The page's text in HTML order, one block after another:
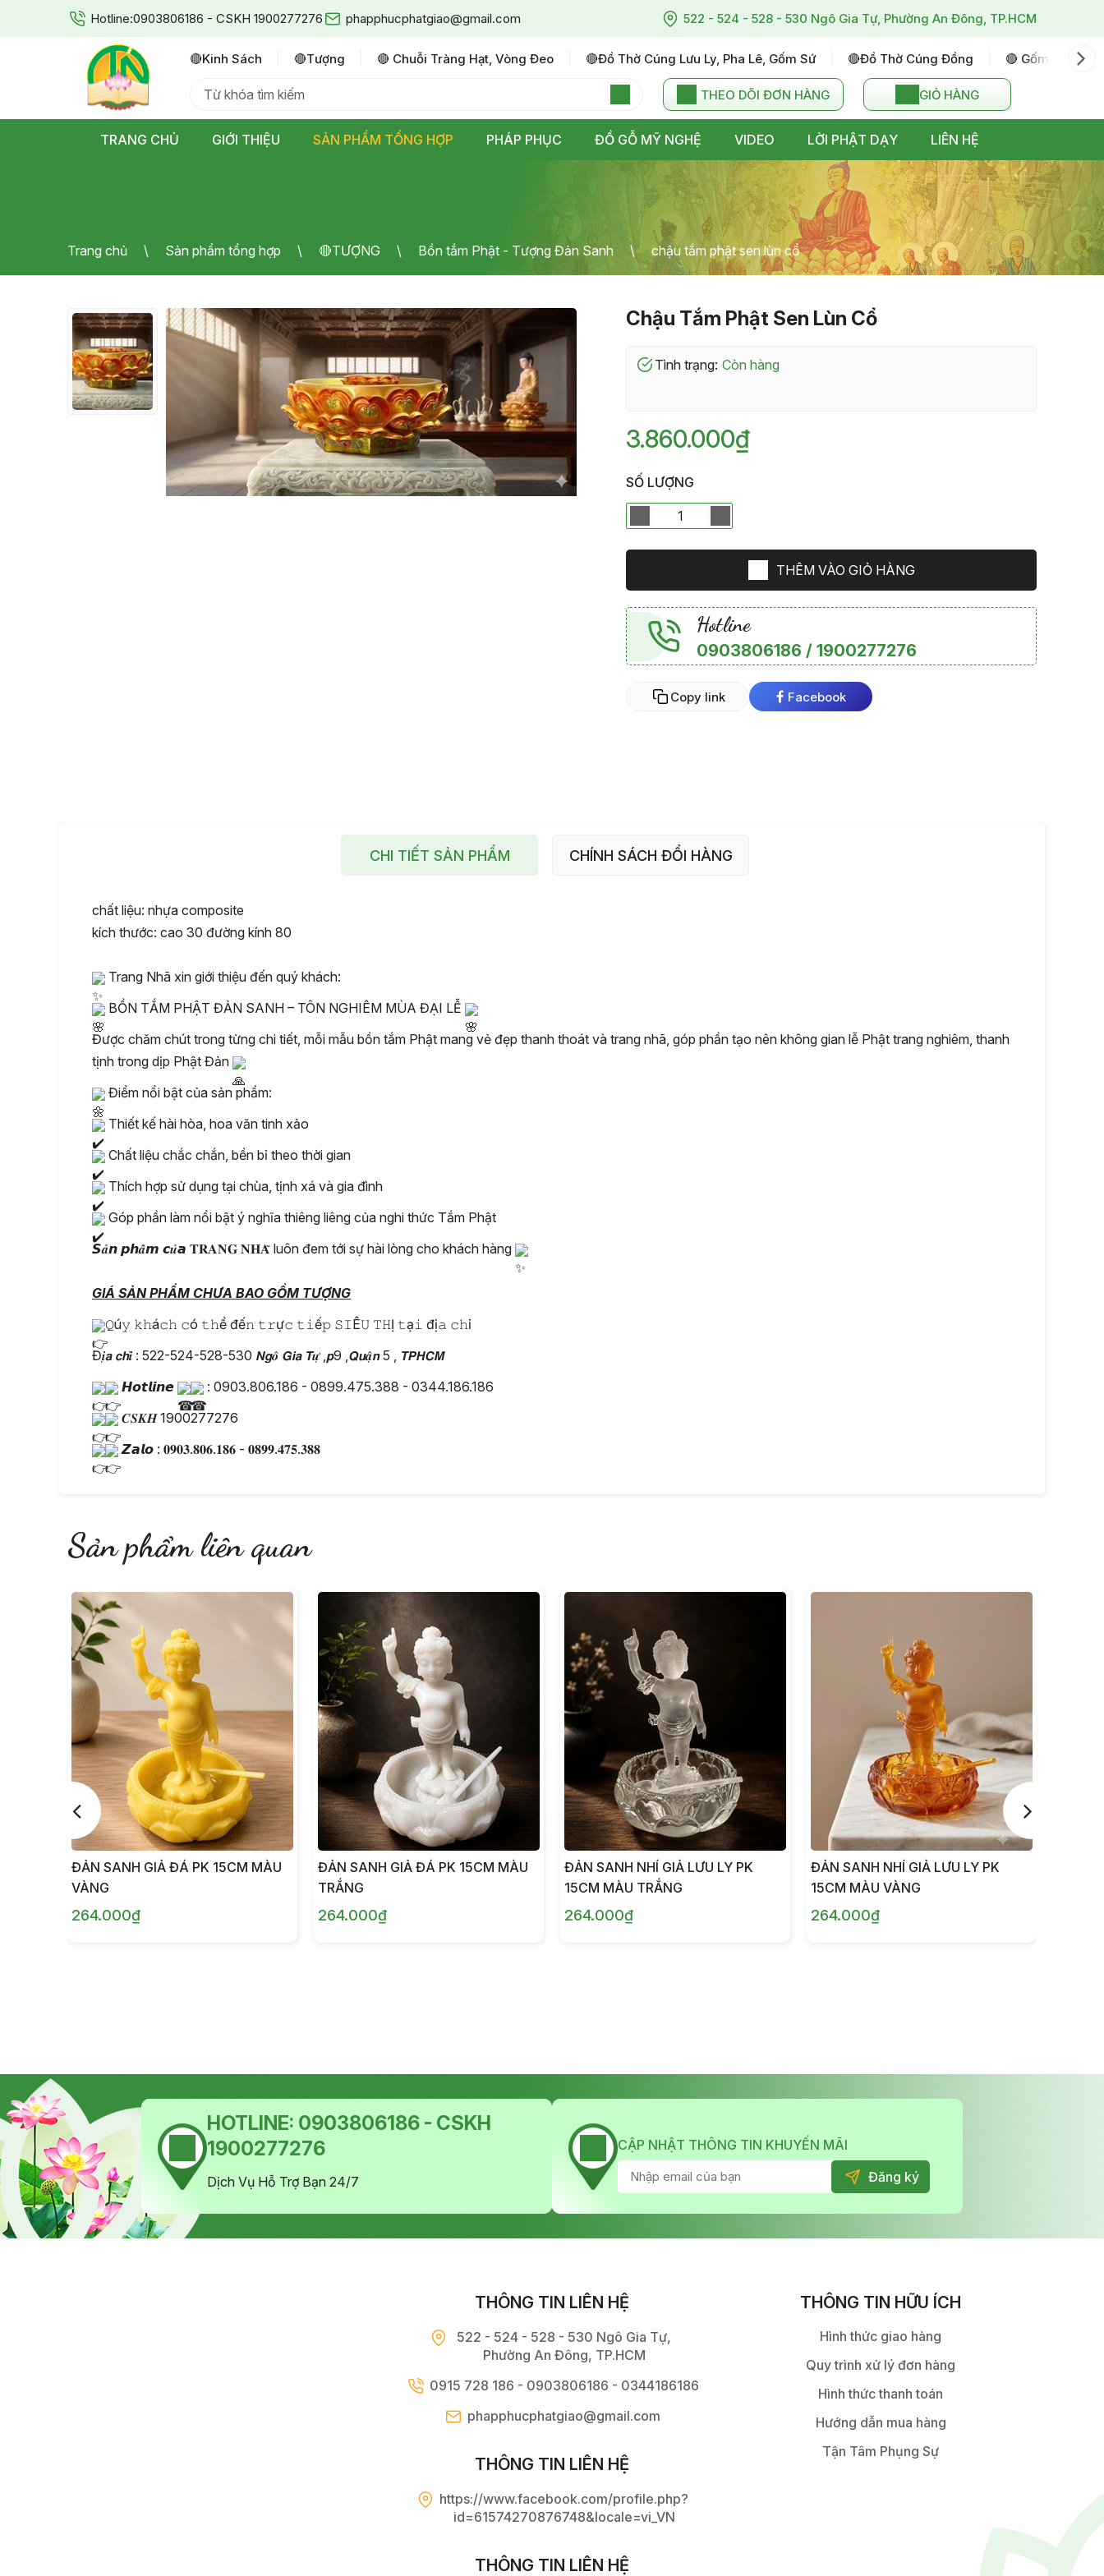
Hotline:0903806186 - CSKH 1900277276 phapphucphatgiao@gmail.com 522 - 524 - 528 - 530 Ngô Gia Tự, Phường An Đông, TP.HCM
🔴kinh Sách 🔴tượng 🔴 Chuỗi Tràng Hạt, Vòng Đeo 🔴đồ Thờ Cúng Lưu Ly, Pha Lê, Gốm Sứ 🔴đồ Thờ Cúng Đồng 🔴 Gốm Sứ Bát
THEO DÕI ĐƠN HÀNG GIỎ HÀNG
TRANG CHỦ GIỚI THIỆU SẢN PHẨM TỔNG HỢP PHÁP PHỤC ĐỒ GỖ MỸ NGHỆ VIDEO LỜI PHẬT DẠY LIÊN HỆ
Trang chủ Sản phẩm tổng hợp 🔴TƯỢNG Bồn tắm Phật - Tượng Đản Sanh chậu tắm phật sen lùn cổ
Chậu Tắm Phật Sen Lùn Cổ
Tình trạng: còn hàng
3.860.000₫
SỐ LƯỢNG
THÊM VÀO GIỎ HÀNG
Hotline
0903806186 / 1900277276
Copy link Facebook
CHI TIẾT SẢN PHẨM CHÍNH SÁCH ĐỔI HÀNG
chất liệu: nhựa composite
kích thước: cao 30 đường kính 80
Trang Nhã xin giới thiệu đến quý khách:
BỒN TẮM PHẬT ĐẢN SANH – TÔN NGHIÊM MÙA ĐẠI LỄ
Được chăm chút trong từng chi tiết, mỗi mẫu bồn tắm Phật mang vẻ đẹp thanh thoát và trang nhã, góp phần tạo nên không gian lễ Phật trang nghiêm, thanh
tịnh trong dịp Phật Đản
Điểm nổi bật của sản phẩm:
Thiết kế hài hòa, hoa văn tinh xảo
Chất liệu chắc chắn, bền bỉ theo thời gian
Thích hợp sử dụng tại chùa, tịnh xá và gia đình
Góp phần làm nổi bật ý nghĩa thiêng liêng của nghi thức Tắm Phật
𝙎𝒂̉𝙣 𝙥𝙝𝒂̂̉𝙢 𝙘𝒖̉𝙖 𝐓𝐑𝐀𝐍𝐆 𝐍𝐇𝐀̃ luôn đem tới sự hài lòng cho khách hàng
GIÁ SẢN PHẨM CHƯA BAO GỒM TƯỢNG
𝚀ú𝚢 𝚔𝚑á𝚌𝚑 𝚌ó 𝚝𝚑ể đế𝚗 𝚝𝚛ự𝚌 𝚝𝚒ế𝚙 𝚂𝙸Ê𝚄 𝚃𝙷Ị 𝚝ạ𝚒 đị𝚊 𝚌𝚑ỉ
Đ𝒊̣𝙖 𝙘𝙝𝒊̉ : 522-524-528-530 𝙉𝙜𝒐̂ 𝙂𝙞𝙖 𝙏𝒖̛̣ ,𝙥9 ,𝙌𝙪𝒂̣̂𝙣 5 , 𝙏𝙋𝙃𝘾𝙈
𝙃𝙤𝙩𝙡𝙞𝙣𝙚
: 0903.806.186 - 0899.475.388 - 0344.186.186
𝑪𝑺𝑲𝑯 1900277276
𝙕𝙖𝙡𝙤 : 𝟎𝟗𝟎𝟑.𝟖𝟎𝟔.𝟏𝟖𝟔 - 𝟎𝟖𝟗𝟗.𝟒𝟕𝟓.𝟑𝟖𝟖
Sản phẩm liên quan
ĐẢN SANH GIẢ ĐÁ PK 15CM MÀU
VÀNG
264.000₫
ĐẢN SANH GIẢ ĐÁ PK 15CM MÀU
TRẮNG
264.000₫
ĐẢN SANH NHÍ GIẢ LƯU LY PK
15CM MÀU TRẮNG
264.000₫
ĐẢN SANH NHÍ GIẢ LƯU LY PK
15CM MÀU VÀNG
264.000₫
HOTLINE: 0903806186 - CSKH
1900277276
Dịch Vụ Hỗ Trợ Bạn 24/7
CẬP NHẬT THÔNG TIN KHUYẾN MÃI
THÔNG TIN LIÊN HỆ
522 - 524 - 528 - 530 Ngô Gia Tự,
Phường An Đông, TP.HCM
0915 728 186 - 0903806186 - 0344186186
phapphucphatgiao@gmail.com
THÔNG TIN LIÊN HỆ
https://www.facebook.com/profile.php?
id=61574270876748&locale=vi_VN
THÔNG TIN LIÊN HỆ
THÔNG TIN HỮU ÍCH
Hình thức giao hàng
Quy trình xử lý đơn hàng
Hình thức thanh toán
Hướng dẫn mua hàng
Tận Tâm Phụng Sự